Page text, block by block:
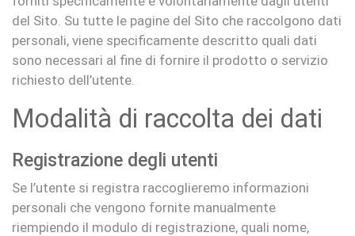
del Sito. Su tutte le pagine del Sito che raccolgono dati
personali, viene specificamente descritto quali dati
sono necessari al fine di fornire il prodotto o servizio
richiesto dell’utente.
Modalità di raccolta dei dati
Registrazione degli utenti
Se l’utente si registra raccoglieremo informazioni
personali che vengono fornite manualmente
riempiendo il modulo di registrazione, quali nome,